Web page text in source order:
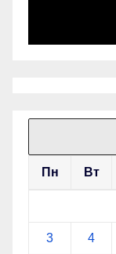
Пн Вт
3 4